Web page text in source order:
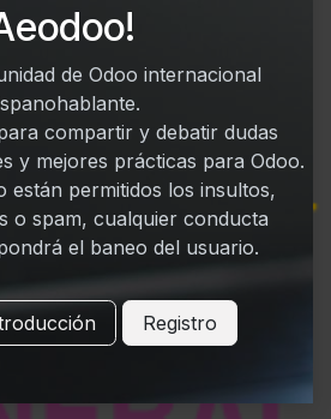
de Odoo internacional
compartir y debatir dudas
y mejores prácticas para Odoo.
están permitidos los insultos,
o spam, cualquier conducta
el baneo del usuario.
Registro